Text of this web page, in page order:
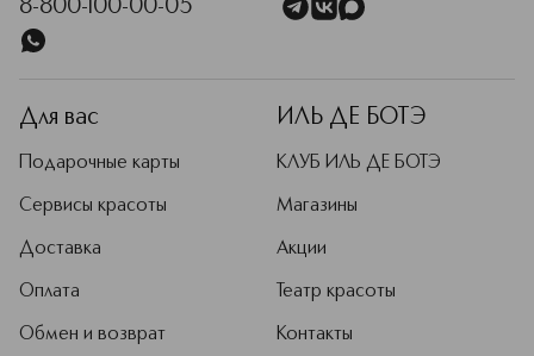
8-800-100-00-05
Для вас
Подарочные карты
Сервисы красоты
Доставка
Оплата
Обмен и возврат
ИЛЬ ДЕ БОТЭ
КЛУБ ИЛЬ ДЕ БОТЭ
Магазины
Акции
Театр красоты
Контакты